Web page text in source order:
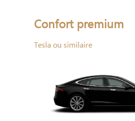
Confort premium
Tesla ou similaire